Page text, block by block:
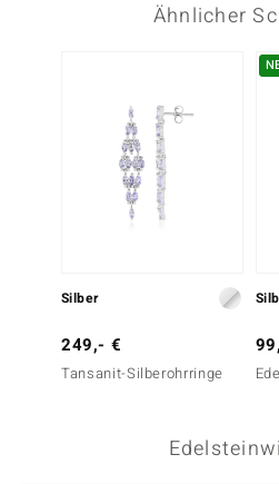
Ähnlicher
Silber
249,- €
Tansanit-Silberohrringe